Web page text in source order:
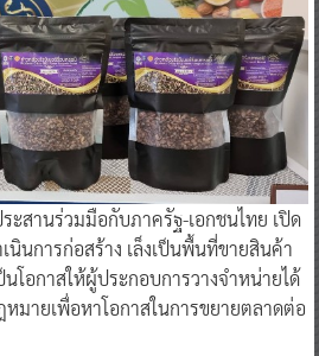
สานร่วมมือกับภาครัฐ-เอกชนไทย เปิด
นินการก่อสร้าง เล็งเป็นพื้นที่ขายสินค้า
โอกาสให้ผู้ประกอบการวางจำหน่ายได้
มายเพื่อหาโอกาสในการขยายตลาดต่อ